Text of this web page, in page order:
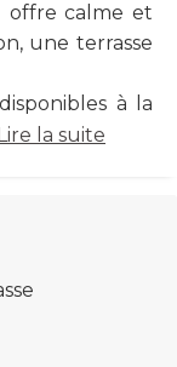
offre calme et
une terrasse
à la
Lire la suite